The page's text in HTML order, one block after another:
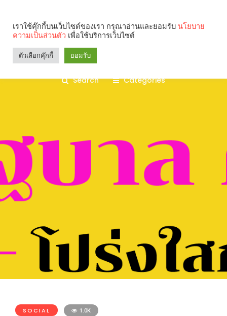
Search Categories
SOCIAL 1.0K
เราใช้คุ๊กกี้บนเว็บไซต์ของเรา กรุณาอ่านและยอมรับ นโยบาย
ความเป็นส่วนตัว เพื่อใช้บริการเว็บไซต์
ตัวเลือกคุ๊กกี้ ยอมรับ